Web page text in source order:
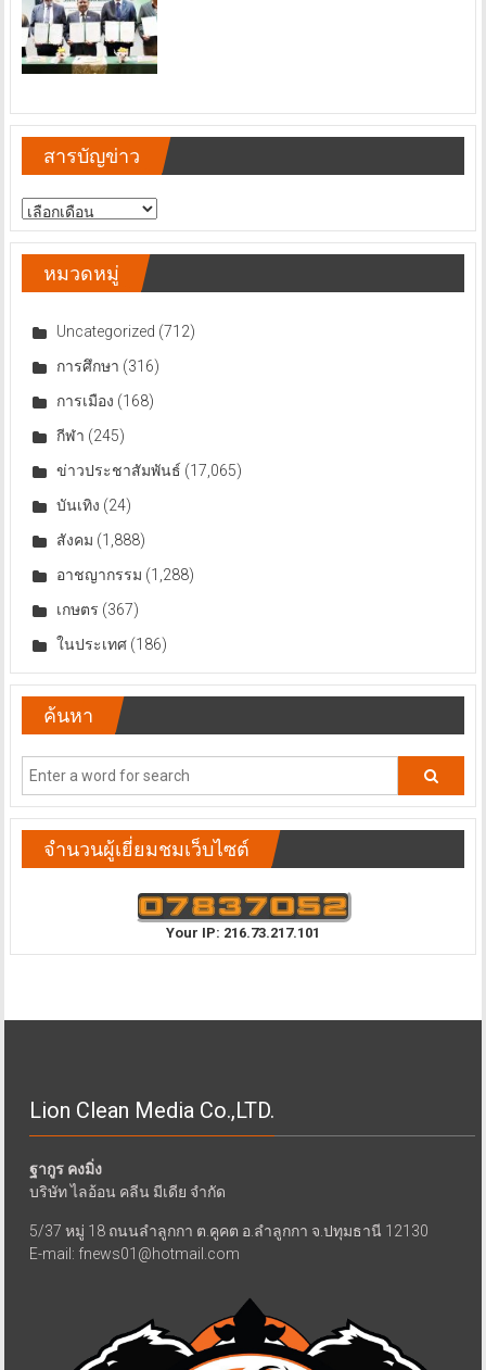
สารบัญข่าว
สารบัญ
ข่าว
หมวดหมู่
Uncategorized (712)
การศึกษา (316)
การเมือง (168)
กีฬา (245)
ข่าวประชาสัมพันธ์ (17,065)
บันเทิง (24)
สังคม (1,888)
อาชญากรรม (1,288)
เกษตร (367)
ในประเทศ(186)
ค้นหา
จำนวนผู้เยี่ยมชมเว็บไซต์
Your IP: 216.73.217.101
Lion Clean Media Co.,LTD.
ฐากูร คงมิ่ง
บริษัท ไลอ้อน คลีน มีเดีย จำกัด
5/37 หมู่ 18 ถนนลำลูกกา ต.คูคต อ.ลำลูกกา จ.ปทุมธานี 12130
E-mail: fnews01@hotmail.com